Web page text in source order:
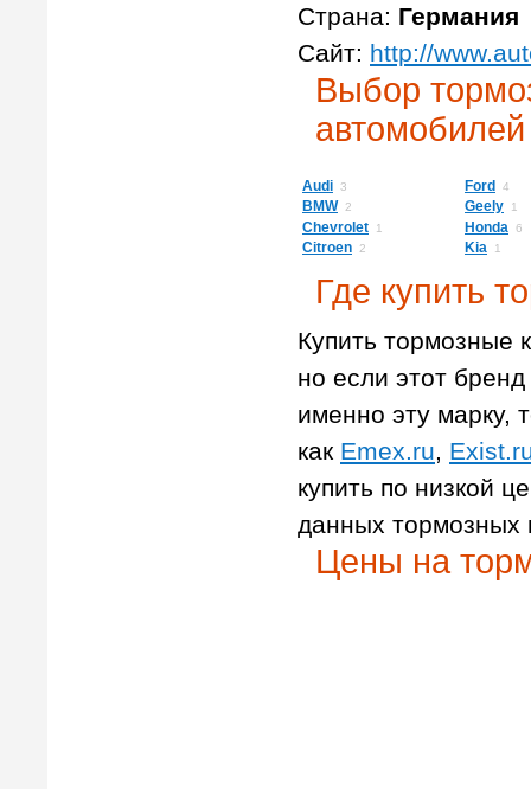
Страна: Германия
Сайт: http://
Выбор
автомобилей
Audi 3
BMW 2
Chevrolet 1
Citroen 2
Ford 4
Geely 1
Honda 6
Kia 1
Где купить
Купить тормозные
но если этот
именно эту марку,
как Emex.ru,
купить по низкой
данных тормозных
Цены на